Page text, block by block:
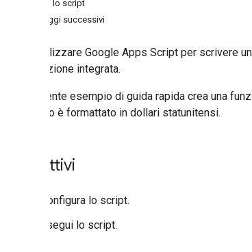
Esegui lo script
Passaggi successivi
Puoi utilizzare Google Apps Script per scrivere
una funzione integrata.
Il seguente esempio di guida rapida crea una
scontato è formattato in dollari statunitensi.
Obiettivi
Configura lo script.
Esegui lo script.